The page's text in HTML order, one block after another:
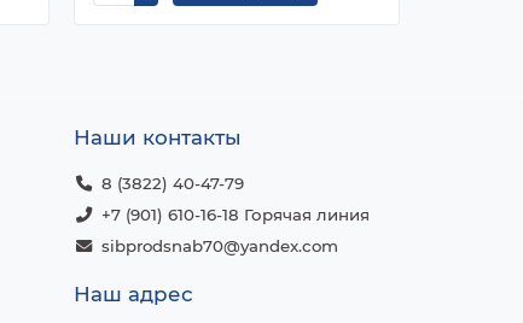
Наши контакты
8 (3822) 40-47-79
+7 (901) 610-16-18 Горячая линия
sibprodsnab70@yandex.com
Наш адрес